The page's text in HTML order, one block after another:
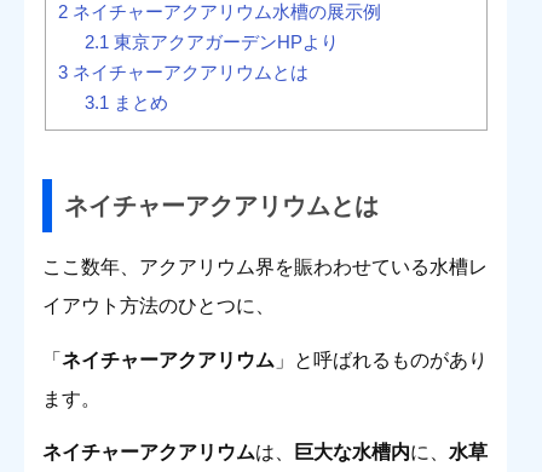
2ネイチャーアクアリウム水槽の展示例
2.1 東京アクアガーデンHPより
3ネイチャーアクアリウムとは
3.1 まとめ
ネイチャーアクアリウムとは
ここ数年、アクアリウム界を賑わわせている水槽レ
イアウト方法のひとつに、
「 ネイチャーアクアリウム 」と呼ばれるものがあり
ます。
ネイチャーアクアリウムは、 巨大な水槽内に、 水草